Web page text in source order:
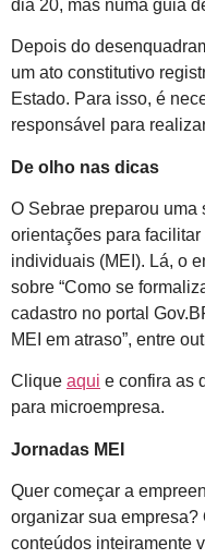
dia 20, mas numa guia
Depois do
um ato constitutivo
Estado. Para isso, é
responsável para
De olho nas dicas
O Sebrae preparou uma
orientações para
individuais (MEI). Lá, o
sobre “Como se
cadastro no portal
MEI em atraso”, entre
Clique aqui e confira as
para microempresa.
Jornadas MEI
Quer começar a
organizar sua empresa?
conteúdos inteiramente